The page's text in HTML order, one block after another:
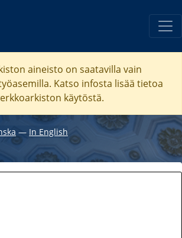
aineisto on saatavilla vain
Katso infosta lisää tietoa
käytöstä.
― In English